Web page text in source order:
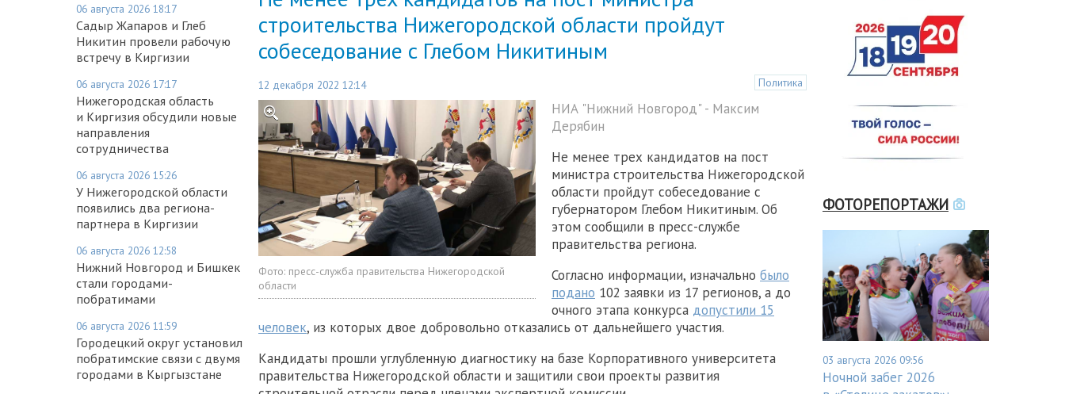
06 августа 2026 18:17
Садыр Жапаров и Глеб
Никитин провели рабочую
встречу в Киргизии
06 августа 2026 17:17
Нижегородская область
и Киргизия обсудили новые
направления
сотрудничества
06 августа 2026 15:26
У Нижегородской области
появились два региона-
партнера в Киргизии
06 августа 2026 12:58
Нижний Новгород и Бишкек
стали городами-
побратимами
06 августа 2026 11:59
Городецкий округ установил
побратимские связи с двумя
городами в Кыргызстане
строительства Нижегородской области пройдут
собеседование с Глебом Никитиным
12 декабря 2022 12:14 Политика
Фото: пресс-служба правительства Нижегородской
области
НИА "Нижний Новгород" - Максим
Дерябин
Не менее трех кандидатов на пост
министра строительства Нижегородской
области пройдут собеседование с
губернатором Глебом Никитиным. Об
этом сообщили в пресс-службе
правительства региона.
Согласно информации, изначально было
подано 102 заявки из 17 регионов, а до
очного этапа конкурса допустили 15
человек, из которых двое добровольно отказались от дальнейшего участия.
Кандидаты прошли углубленную диагностику на базе Корпоративного университета
правительства Нижегородской области и защитили свои проекты развития
ФОТОРЕПОРТАЖИ
03 августа 2026 09:56
Ночной забег 2026